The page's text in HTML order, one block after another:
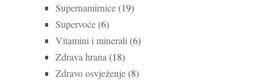
Supernamirnice(19)
Supervoće(6)
Vitamini i minerali (6)
Zdrava hrana (18)
Zdravo osvježenje(8)